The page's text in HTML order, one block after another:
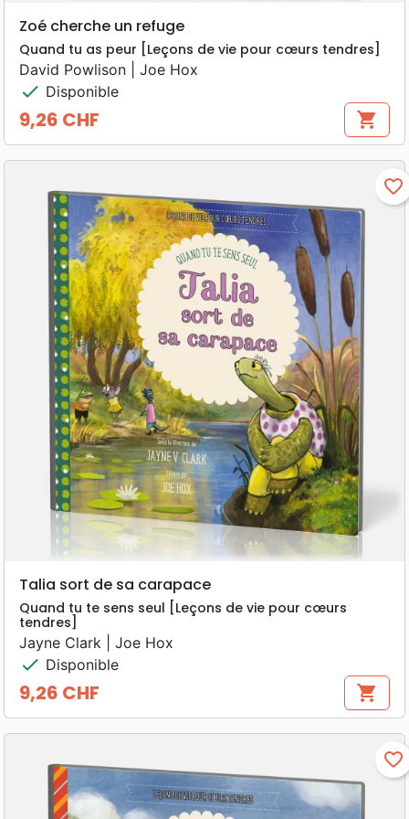
Zoé cherche un refuge
Quand tu as peur [Leçons de vie pour cœurs tendres]
David Powlison | Joe Hox
check Disponible
Prix
9,26 CHF shopping_cart
favorite_border
Talia sort de sa carapace
Quand tu te sens seul [Leçons de vie pour cœurs
tendres]
Jayne Clark | Joe Hox
check Disponible
Prix
9,26 CHF shopping_cart
favorite_border